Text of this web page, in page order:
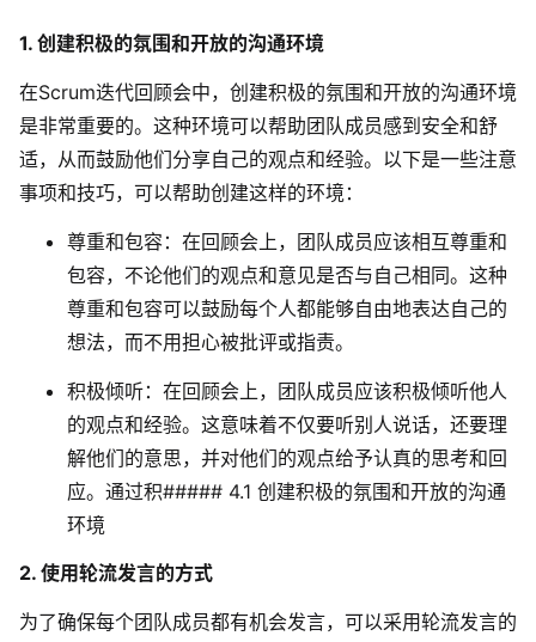
1. 创建积极的氛围和开放的沟通环境
在Scrum迭代回顾会中，创建积极的氛围和开放的沟通环境
是非常重要的。这种环境可以帮助团队成员感到安全和舒
适，从而鼓励他们分享自己的观点和经验。以下是一些注意
事项和技巧，可以帮助创建这样的环境：
尊重和包容：在回顾会上，团队成员应该相互尊重和
包容，不论他们的观点和意见是否与自己相同。这种
尊重和包容可以鼓励每个人都能够自由地表达自己的
想法，而不用担心被批评或指责。
积极倾听：在回顾会上，团队成员应该积极倾听他人
的观点和经验。这意味着不仅要听别人说话，还要理
解他们的意思，并对他们的观点给予认真的思考和回
应。通过积##### 4.1 创建积极的氛围和开放的沟通
环境
2. 使用轮流发言的方式
为了确保每个团队成员都有机会发言，可以采用轮流发言的